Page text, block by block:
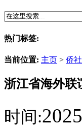
热门标签:
当前位置: 主页 > 侨
浙江省海外联
时间: